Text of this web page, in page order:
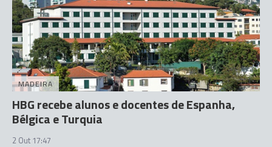
MADEIRA
HBG recebe alunos e docentes de Espanha,
Bélgica e Turquia
2 Out 17:47